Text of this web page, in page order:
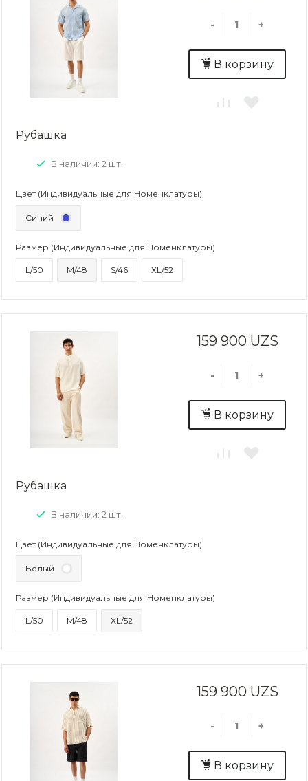
- +
В корзину
Рубашка
В наличии: 2 шт.
Цвет (Индивидуальные для Номенклатуры)
Синий
Размер (Индивидуальные для Номенклатуры)
L/50 M/48 S/46 XL/52
159 900 UZS
- +
В корзину
Рубашка
В наличии: 2 шт.
Цвет (Индивидуальные для Номенклатуры)
Белый
Размер (Индивидуальные для Номенклатуры)
L/50 M/48 XL/52
159 900 UZS
- +
В корзину